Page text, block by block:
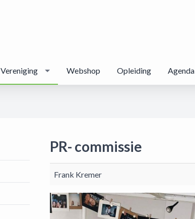
Vereniging Webshop Opleiding Agenda
PR- commissie
Frank Kremer